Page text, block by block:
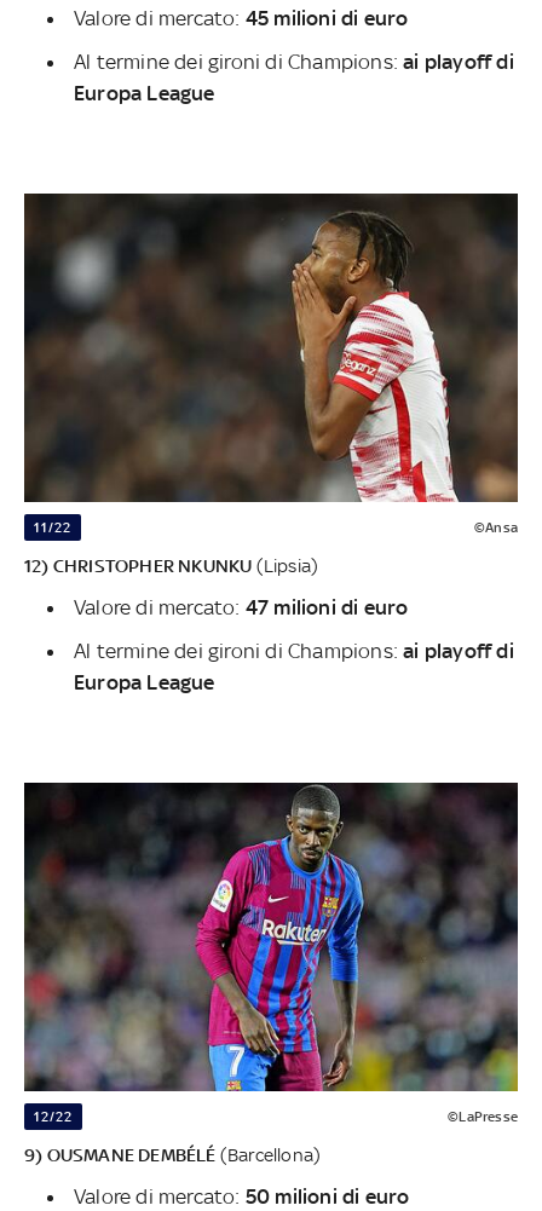
Valore di mercato: 45 milioni di euro
Al termine dei gironi di Champions: ai playoff di
Europa League
11/22 ©Ansa
12) CHRISTOPHER NKUNKU (Lipsia)
Valore di mercato: 47 milioni di euro
Al termine dei gironi di Champions: ai playoff di
Europa League
12/22 ©LaPresse
9) OUSMANE DEMBÉLÉ (Barcellona)
Valore di mercato: 50 milioni di euro